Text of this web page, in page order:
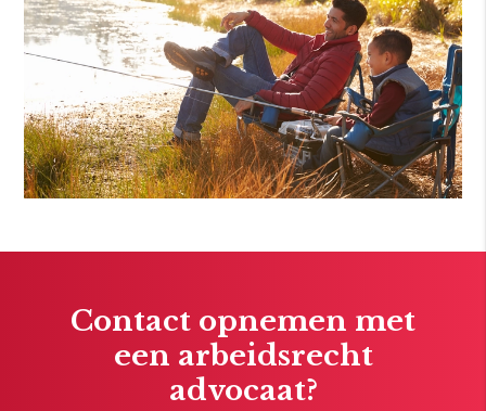
Contact opnemen met
een arbeidsrecht
advocaat?